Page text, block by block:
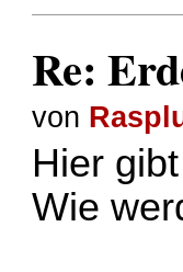
Re:
von
Hier
Wie